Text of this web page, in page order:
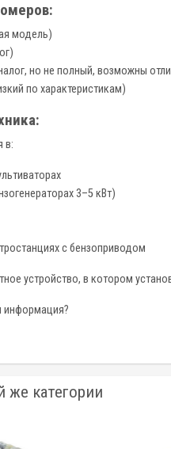
модель)
но не полный, возможны
по характеристикам)
в:
3–5 кВт)
с бензоприводом
устройство, в котором
информация?
же категории